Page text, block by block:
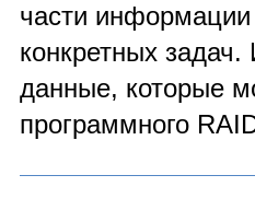
части
конкретных
данные, которые
программного